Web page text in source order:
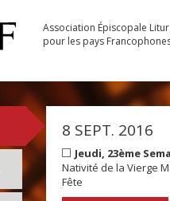
Association Épiscopale
pour les pays
8 SEPT. 2016
Jeudi, 23ème
Nativité de la Vierge
Fête